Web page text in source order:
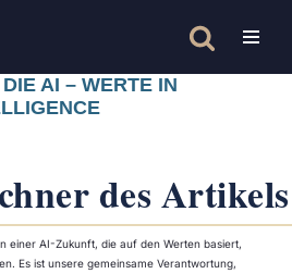
AI – WERTE IN
des
einer AI-Zukunft, die auf den Werten basiert,
Es ist unsere gemeinsame Verantwortung,